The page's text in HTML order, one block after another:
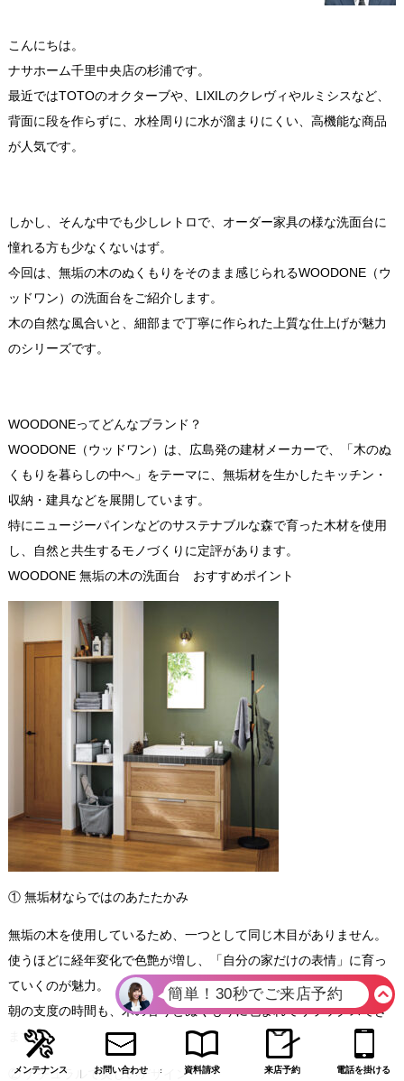
こんにちは。
ナサホーム千里中央店の杉浦です。
最近ではTOTOのオクターブや、LIXILのクレヴィやルミシスなど、
背面に段を作らずに、水栓周りに水が溜まりにくい、高機能な商品
が人気です。
しかし、そんな中でも少しレトロで、オーダー家具の様な洗面台に
憧れる方も少なくないはず。
今回は、無垢の木のぬくもりをそのまま感じられるWOODONE（ウ
ッドワン）の洗面台をご紹介します。
木の自然な風合いと、細部まで丁寧に作られた上質な仕上げが魅力
のシリーズです。
WOODONEってどんなブランド？
WOODONE（ウッドワン）は、広島発の建材メーカーで、「木のぬ
くもりを暮らしの中へ」をテーマに、無垢材を生かしたキッチン・
収納・建具などを展開しています。
特にニュージーパインなどのサステナブルな森で育った木材を使用
し、自然と共生するモノづくりに定評があります。
WOODONE 無垢の木の洗面台 おすすめポイント
① 無垢材ならではのあたたかみ
無垢の木を使用しているため、一つとして同じ木目がありません。
使うほどに経年変化で色艶が増し、「自分の家だけの表情」に育っ
ていくのが魅力。
朝の支度の時間も、木の香りとぬくもりに包まれてリラックスでき
ます。
② ナチュラルで美しいデザイン
メンテナンス お問い合わせ 資料請求 来店予約 電話を掛ける